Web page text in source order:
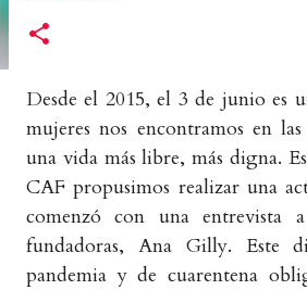
Desde el 2015, el 3 de junio es
mujeres nos encontramos en
una vida más libre, más digna.
CAF propusimos realizar una
comenzó con una entrevista
fundadoras, Ana Gilly. Este
pandemia y de cuarentena